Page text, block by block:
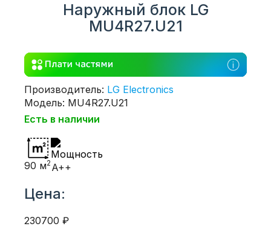
Наружный блок LG
MU4R27.U21
Производитель: LG Electronics
Модель: MU4R27.U21
Есть в наличии
90 м2 A++
Цена:
230700 ₽